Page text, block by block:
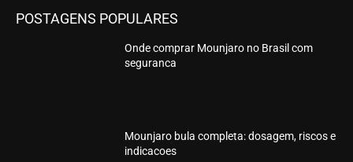
POSTAGENS POPULARES
Onde comprar Mounjaro no Brasil com
seguranca
Mounjaro bula completa: dosagem, riscos e
indicacoes